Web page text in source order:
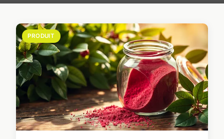
PRODUIT